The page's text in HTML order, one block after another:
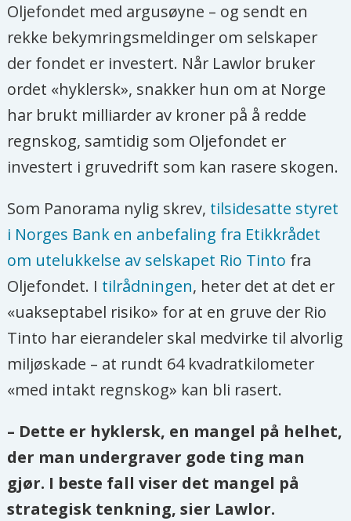
Oljefondet med argusøyne – og sendt en
rekke bekymringsmeldinger om selskaper
der fondet er investert. Når Lawlor bruker
ordet «hyklersk», snakker hun om at Norge
har brukt milliarder av kroner på å redde
regnskog, samtidig som Oljefondet er
investert i gruvedrift som kan rasere skogen.
Som Panorama nylig skrev, tilsidesatte styret
i Norges Bank en anbefaling fra Etikkrådet
om utelukkelse av selskapet Rio Tinto fra
Oljefondet. I tilrådningen, heter det at det er
«uakseptabel risiko» for at en gruve der Rio
Tinto har eierandeler skal medvirke til alvorlig
miljøskade – at rundt 64 kvadratkilometer
«med intakt regnskog» kan bli rasert.
– Dette er hyklersk, en mangel på helhet,
der man undergraver gode ting man
gjør. I beste fall viser det mangel på
strategisk tenkning, sier Lawlor.